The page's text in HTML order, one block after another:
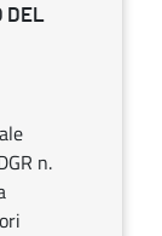
DEL
n.